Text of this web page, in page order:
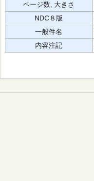
ページ数, 大きさ
NDC８版
一般件名
内容注記